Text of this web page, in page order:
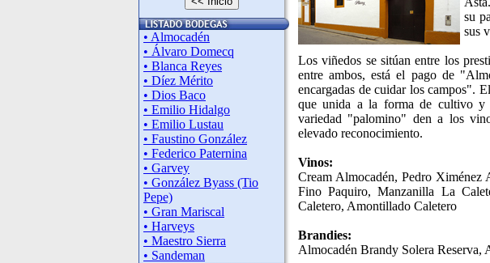
• Almocadén
• Álvaro Domecq
• Blanca Reyes
• Díez Mérito
• Dios Baco
• Emilio Hidalgo
• Emilio Lustau
• Faustino González
• Federico Paternina
• Garvey
• González Byass (Tio
Pepe)
• Gran Mariscal
• Harveys
• Maestro Sierra
• Sandeman
su
sus
Los viñedos se sitúan entre los
entre ambos, está el pago de
encargadas de cuidar los campos".
que unida a la forma de cultivo y
variedad "palomino" den a los
elevado reconocimiento.
Vinos:
Cream Almocadén, Pedro Ximénez
Fino Paquiro, Manzanilla La
Caletero, Amontillado Caletero
Brandies:
Almocadén Brandy Solera Reserva,